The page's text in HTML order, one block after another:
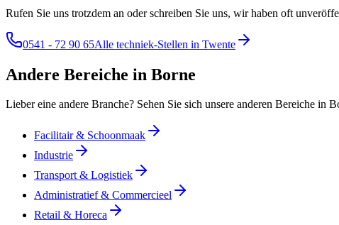
Rufen Sie uns trotzdem an oder schreiben Sie uns, wir haben oft
0541 - 72 90 65Alle techniek-Stellen in Twente
Andere Bereiche in Borne
Lieber eine andere Branche? Sehen Sie sich unsere anderen Bereiche in
Facilitair & Schoonmaak
Industrie
Transport & Logistiek
Administratief & Commercieel
Retail & Horeca